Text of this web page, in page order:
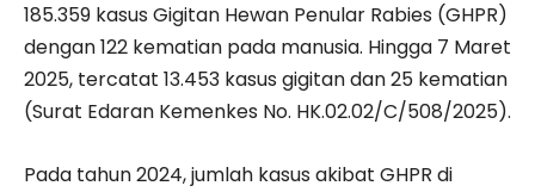
185.359 kasus Gigitan Hewan Penular Rabies (GHPR)
dengan 122 kematian pada manusia. Hingga 7 Maret
2025, tercatat 13.453 kasus gigitan dan 25 kematian
(Surat Edaran Kemenkes No. HK.02.02/C/508/2025).
Pada tahun 2024, jumlah kasus akibat GHPR di